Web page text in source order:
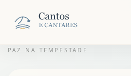
PAZ NA TEMPESTADE